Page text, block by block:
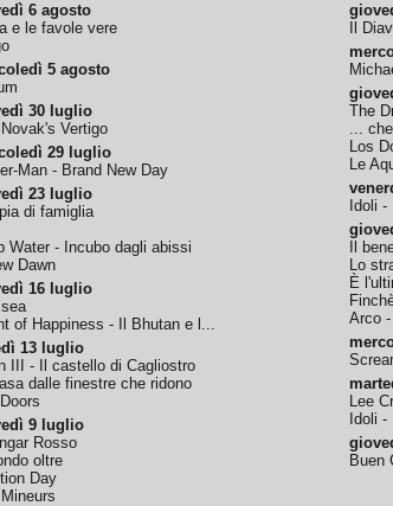
6 agosto
e le favole vere
5 agosto
30 luglio
Vertigo
29 luglio
Man - Brand New Day
23 luglio
di famiglia
Water - Incubo dagli abissi
Dawn
16 luglio
of Happiness - Il Bhutan e l...
13 luglio
III - Il castello di Cagliostro
dalle finestre che ridono
9 luglio
Rosso
oltre
Day
Il
The
...
Los
Le
Idoli
Il
Lo
È
Arco
Lee
Idoli
Buen